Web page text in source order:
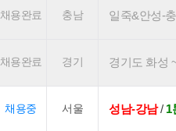
채용완료 충남 일죽&안성-
채용완료 경기 경기도 화성
채용중 서울 성남-강남/ 1